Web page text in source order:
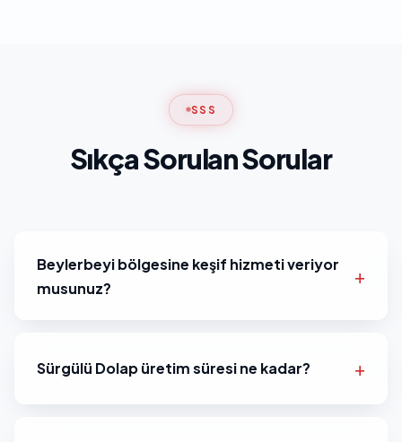
SSS
Sıkça Sorulan Sorular
Beylerbeyi bölgesine keşif hizmeti veriyor
musunuz?
Sürgülü Dolap üretim süresi ne kadar?